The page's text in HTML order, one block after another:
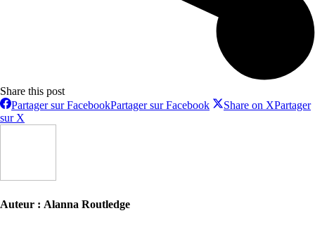
Share this post
Partager sur FacebookPartager sur Facebook Share on XPartager
sur X
Auteur : Alanna Routledge